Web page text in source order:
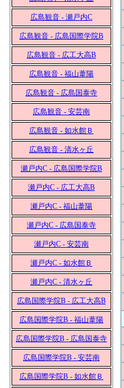
広島観音 - 瀬戸内C
広島観音 - 広島国際学院B
広島観音 - 広工大高B
広島観音 - 福山葦陽
広島観音 - 広島国泰寺
広島観音 - 安芸南
広島観音 - 如水館Ｂ
広島観音 - 清水ヶ丘
瀬戸内C - 広島国際学院B
瀬戸内C - 広工大高B
瀬戸内C - 福山葦陽
瀬戸内C - 広島国泰寺
瀬戸内C - 安芸南
瀬戸内C - 如水館Ｂ
瀬戸内C - 清水ヶ丘
広島国際学院B - 広工大高B
広島国際学院B - 福山葦陽
広島国際学院B - 広島国泰寺
広島国際学院B - 安芸南
広島国際学院B - 如水館Ｂ